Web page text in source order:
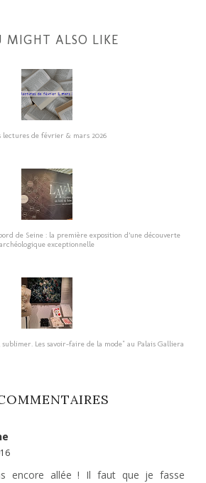
MIGHT ALSO LIKE
lectures de février & mars 2026
de Seine : la première exposition d’une découverte
archéologique exceptionnelle
sublimer. Les savoir-faire de la mode" au Palais Galliera
encore allée ! Il faut que je fasse